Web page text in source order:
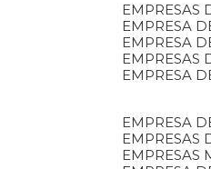
EMPRESA
EMPRESA
EMPRESA
EMPRESA